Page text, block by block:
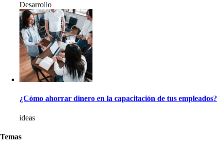
Desarrollo
¿Cómo ahorrar dinero en la capacitación de tus empleados?
ideas
Temas